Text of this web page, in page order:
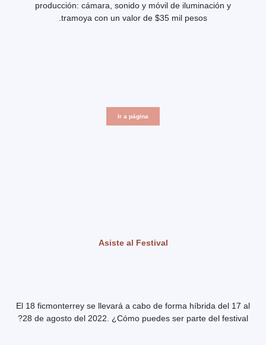
producción: cámara, sonido y móvil de iluminación y
tramoya con un valor de $35 mil pesos.
Ir a página
Asiste al Festival
El 18 ficmonterrey se llevará a cabo de forma híbrida del 17 al
28 de agosto del 2022. ¿Cómo puedes ser parte del festival?